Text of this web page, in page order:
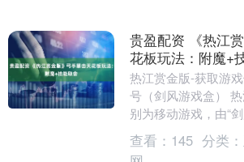
贵盈配资 《热江
花板玩法：附魔+
热江赏金版-获取游
号（剑风游戏盒）
别为移动游戏，由“
游戏宣传、攻略资讯
更多精彩资....
查看： 145 分类：